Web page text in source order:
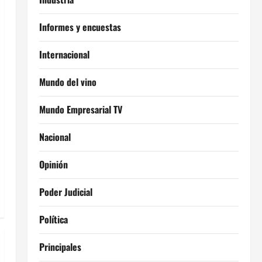
Informes y encuestas
Internacional
Mundo del vino
Mundo Empresarial TV
Nacional
Opinión
Poder Judicial
Política
Principales